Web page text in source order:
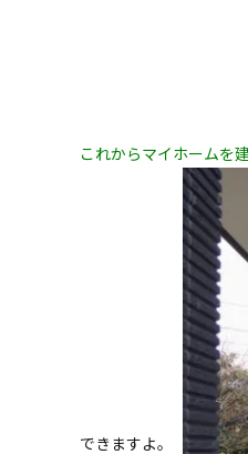
これからマイホームを
できますよ。